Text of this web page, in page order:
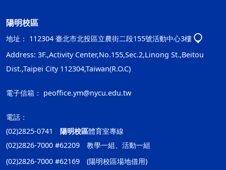
陽明校區
地址： 112304 臺北市北投區立農街二段155號活動中心3樓
Address: 3F.,Activity Center,No.155,Sec.2,Linong St.,Beitou
Dist.,Taipei City 112304,Taiwan(R.O.C)
電子信箱： peoffice.ym@nycu.edu.tw
電話：
(02)2825-0741 陽明校區體育室專線
(02)2826-7000 #62209 教學一組、活動一組
(02)2826-7000 #62169 (陽明校區場地借用)